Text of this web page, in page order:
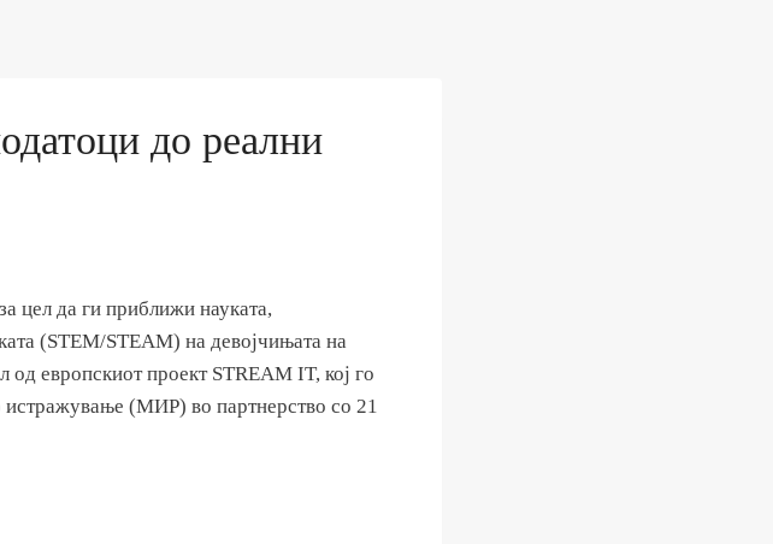
до реални
цел да ги приближи науката,
(STEM/STEAM) на девојчињата на
европскиот проект STREAM IT, кој го
истражување (МИР) во партнерство со 21